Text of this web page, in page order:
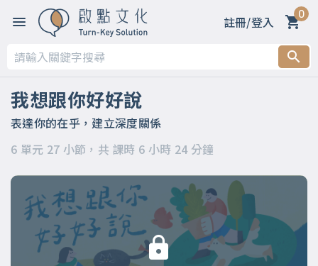
註冊/登入 0
我想跟你好好說
表達你的在乎，建立深度關係
6 單元 27 小節，共 課時 6 小時 24 分鐘
第一章
第二章 春天～善意的萌芽：用啟發取代要求
第三章 夏天～力量的生長：用引導化解命令
第四章 秋天～美好的收穫：用讚許昇華輕蔑
第五章 冬天～溫暖的陪伴：用支持消融冷漠
第六章